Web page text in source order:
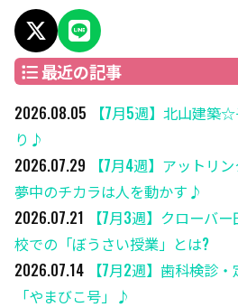
X でシェアLINEでシェア
最近の記事
2026.08.05
【7月5週】北山建築
り♪
2026.07.29
【7月4週】アットリ
夢中のチカラは人を動かす♪
2026.07.21
【7月3週】クローバ
校での「ぼうさい授業」とは?
2026.07.14
【7月2週】歯科検診
「やまびこ号」♪